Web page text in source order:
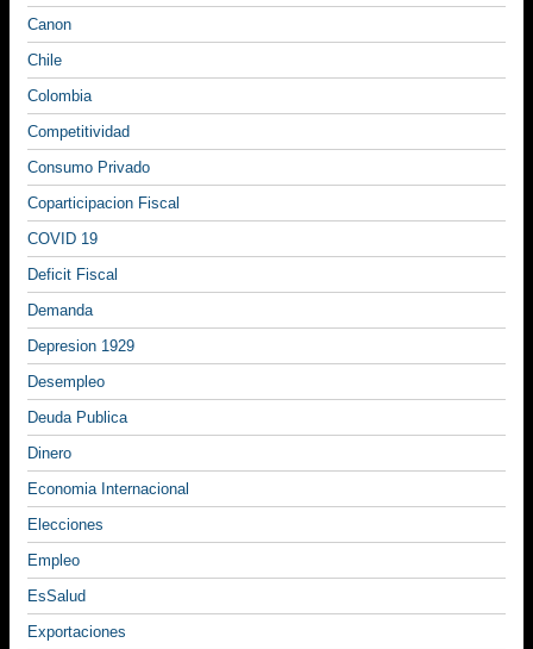
Canon
Chile
Colombia
Competitividad
Consumo Privado
Coparticipacion Fiscal
COVID 19
Deficit Fiscal
Demanda
Depresion 1929
Desempleo
Deuda Publica
Dinero
Economia Internacional
Elecciones
Empleo
EsSalud
Exportaciones